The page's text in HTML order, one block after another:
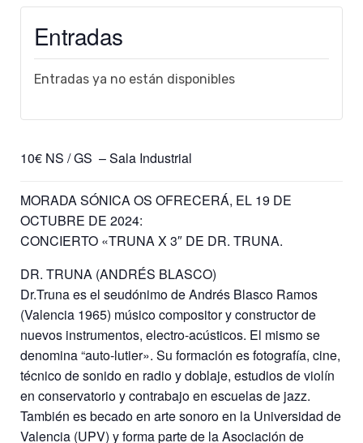
Entradas
Entradas ya no están disponibles
10€ NS / GS – Sala Industrial
MORADA SÓNICA OS OFRECERÁ, EL 19 DE
OCTUBRE DE 2024:
CONCIERTO «TRUNA X 3″ DE DR. TRUNA.
DR. TRUNA (ANDRÉS BLASCO)
Dr.Truna es el seudónimo de Andrés Blasco Ramos
(Valencia 1965) músico compositor y constructor de
nuevos instrumentos, electro-acústicos. El mismo se
denomina “auto-lutier». Su formación es fotografía, cine,
técnico de sonido en radio y doblaje, estudios de violín
en conservatorio y contrabajo en escuelas de jazz.
También es becado en arte sonoro en la Universidad de
Valencia (UPV) y forma parte de la Asociación de